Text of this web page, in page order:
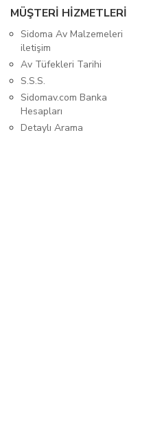
MÜŞTERİ HİZMETLERİ
Sidoma Av Malzemeleri
iletişim
Av Tüfekleri Tarihi
S.S.S.
Sidomav.com Banka
Hesapları
Detaylı Arama